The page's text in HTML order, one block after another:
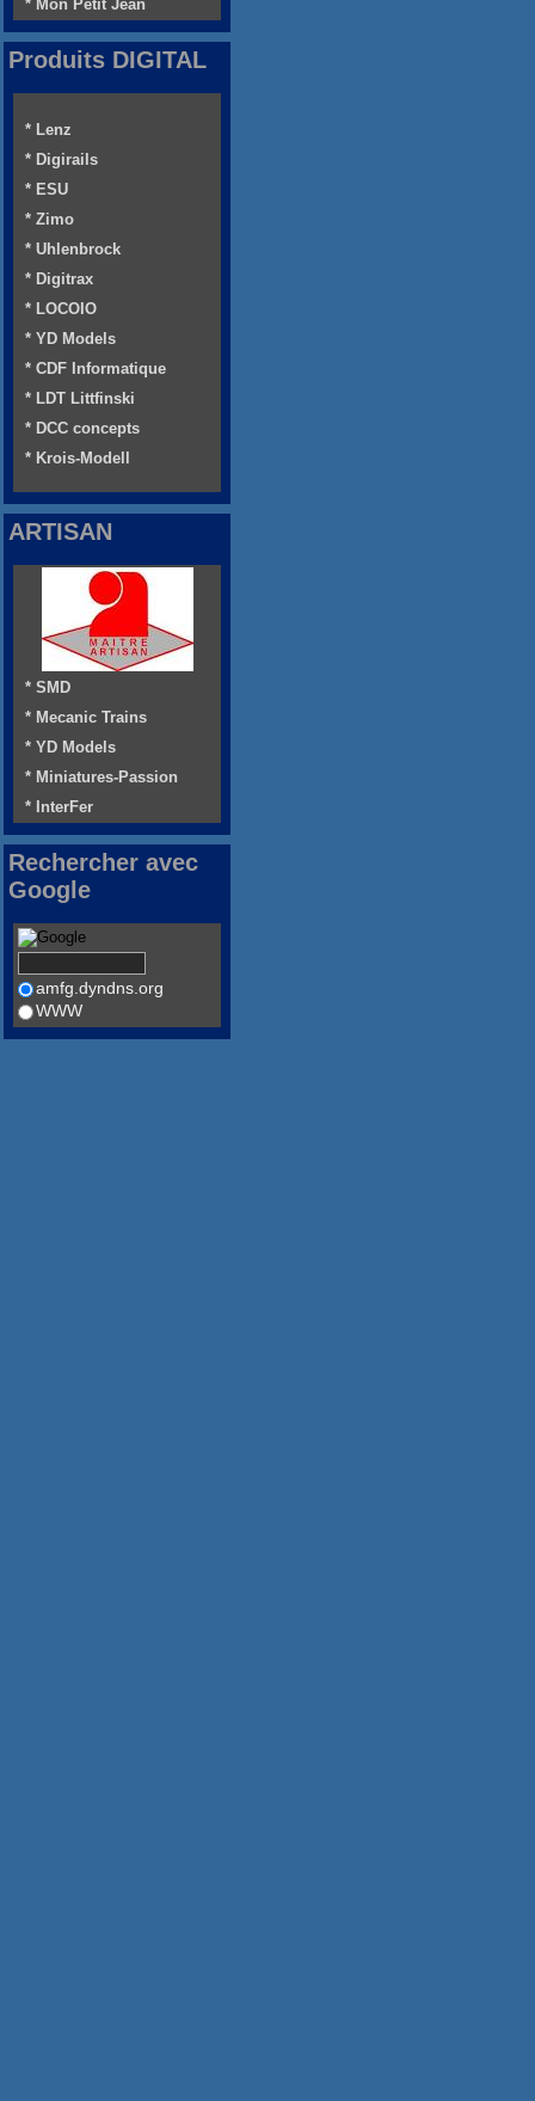
* Mon Petit Jean
Produits DIGITAL
* Lenz
* Digirails
* ESU
* Zimo
* Uhlenbrock
* Digitrax
* LOCOIO
* YD Models
* CDF Informatique
* LDT Littfinski
* DCC concepts
* Krois-Modell
ARTISAN
* SMD
* Mecanic Trains
* YD Models
* Miniatures-Passion
* InterFer
Rechercher avec
Google
amfg.dyndns.org
WWW